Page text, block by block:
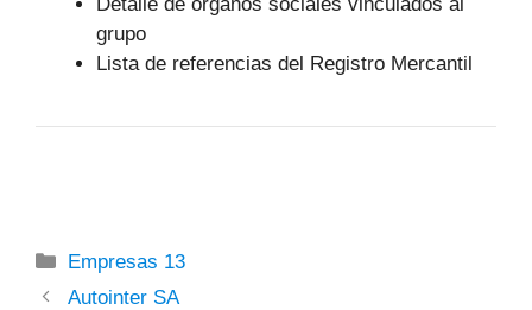
grupo
Lista de referencias del Registro Mercantil
Categorías
Empresas 13
Autointer SA